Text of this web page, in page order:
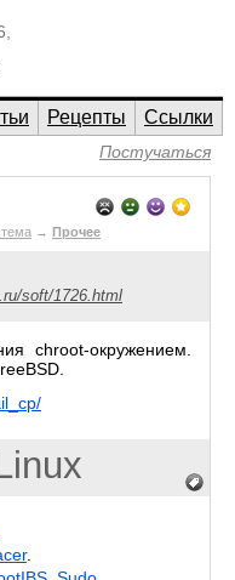
Рецепты
Ссылки
Постучаться
→ Прочее
soft/1726.html
chroot-окружением.
.